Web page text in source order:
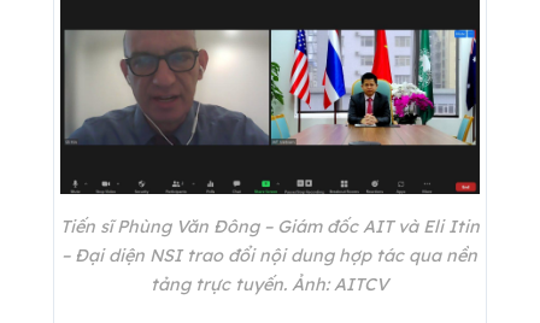
Tiến sĩ Phùng Văn Đông – Giám đốc AIT và Eli Itin
– Đại diện NSI trao đổi nội dung hợp tác qua nền
tảng trực tuyến. Ảnh: AITCV